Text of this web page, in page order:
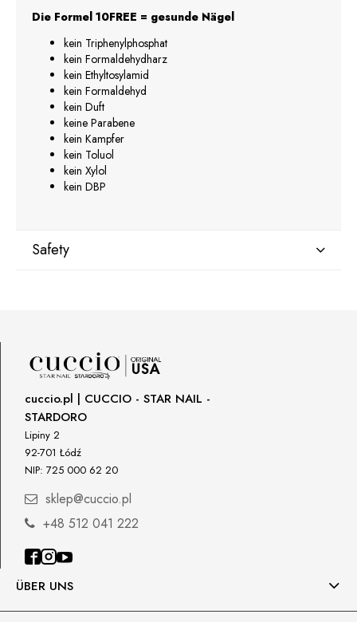
Die Formel 10FREE = gesunde Nägel
kein Triphenylphosphat
kein Formaldehydharz
kein Ethyltosylamid
kein Formaldehyd
kein Duft
keine Parabene
kein Kampfer
kein Toluol
kein Xylol
kein DBP
Safety
29120 Avenue Paine, Stany Zjednoczone
lcenteno@cuccio.com
800 762 6245
Responsible person in the EU
Petar Bangeev
Chakalitsa 2A
+359887430661
Importer
P.H. NEXT Maciej Wojnarowski
ÜBER UNS
cuccio.pl | CUCCIO - STAR NAIL -
STARDORO
Lipiny 2
92-701 Łódź
NIP: 725 000 62 20
sklep@cuccio.pl
+48 512 041 222